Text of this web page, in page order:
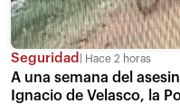
Seguridad Hace 2 horas
A una semana del
Ignacio de Velasco, la